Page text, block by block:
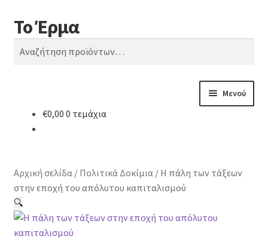
Απευθείας
μετάβαση
στην
Μετάβαση
σε
περιεχόμενο
Το Έρμα
Αναζήτηση
Αναζήτηση
Μενού
Κατηγορίες Βιβλίων
Συχνές Ερωτήσεις
€0,00 0 τεμάχια
Αρχική σελίδα/ Πολιτικά Δοκίμια/ Η πάλη των τάξεων
στην εποχή του απόλυτου καπιταλισμού
🔍